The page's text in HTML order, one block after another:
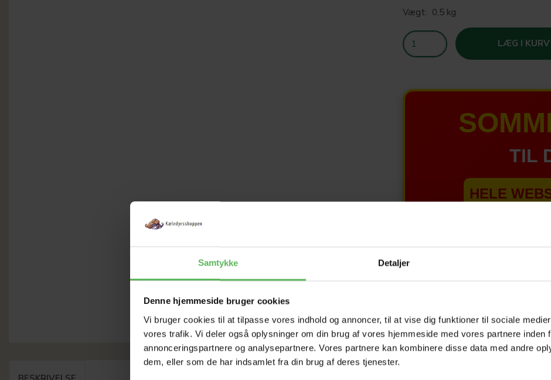
Samtykke Detaljer
Denne hjemmeside bruger cookies
Vi bruger cookies til at tilpasse vores indhold og annoncer, til at vise dig funktioner til sociale
vores trafik. Vi deler også oplysninger om din brug af vores hjemmeside med vores partnere inden
annonceringspartnere og analysepartnere. Vores partnere kan kombinere disse data med andre
dem, eller som de har indsamlet fra din brug af deres tjenester.
Vægt: 0,5 kg
LÆG I KURV
TIL
HELE
Tilbud